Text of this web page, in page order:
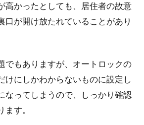
高かったとしても、居住者の故意
口が開け放たれていることがあり
でもありますが、オートロックの
けにしかわからないものに設定し
なってしまうので、しっかり確認
す。